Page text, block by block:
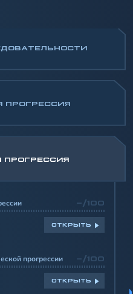
ПРОГРЕССИЯ
ПРОГРЕССИЯ
-/100
ОТКРЫТЬ
прогрессии -/100
ОТКРЫТЬ